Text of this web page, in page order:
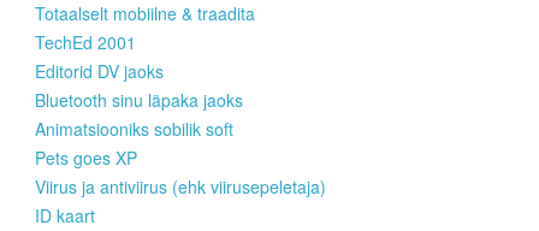
Totaalselt mobiilne & traadita
TechEd 2001
Editorid DV jaoks
Bluetooth sinu läpaka jaoks
Animatsiooniks sobilik soft
Pets goes XP
Viirus ja antiviirus (ehk viirusepeletaja)
ID kaart